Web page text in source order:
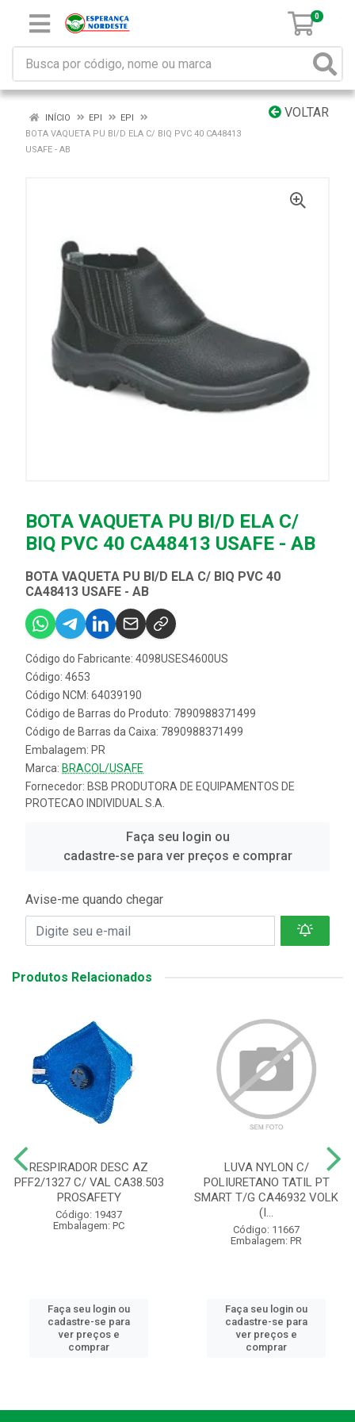
0
VOLTAR
INÍCIO EPI
EPI
BOTA VAQUETA PU BI/D ELA C/ BIQ PVC 40 CA48413
USAFE - AB
BOTA VAQUETA PU BI/D ELA C/
BIQ PVC 40 CA48413 USAFE - AB
BOTA VAQUETA PU BI/D ELA C/ BIQ PVC 40
CA48413 USAFE - AB
Código do Fabricante: 4098USES4600US
Código: 4653
Código NCM: 64039190
Código de Barras do Produto: 7890988371499
Código de Barras da Caixa: 7890988371499
Embalagem: PR
Marca: BRACOL/USAFE
Fornecedor: BSB PRODUTORA DE EQUIPAMENTOS DE
PROTECAO INDIVIDUAL S.A.
Faça seu login ou
cadastre-se para ver preços e comprar
Avise-me quando chegar
Produtos Relacionados
RESPIRADOR DESC AZ
PFF2/1327 C/ VAL CA38.503
PROSAFETY
Código: 19437
Embalagem: PC
Faça seu login ou
cadastre-se para
ver preços e
comprar
LUVA NYLON C/
POLIURETANO TATIL PT
SMART T/G CA46932 VOLK
(I...
Código: 11667
Embalagem: PR
Faça seu login ou
cadastre-se para
ver preços e
comprar